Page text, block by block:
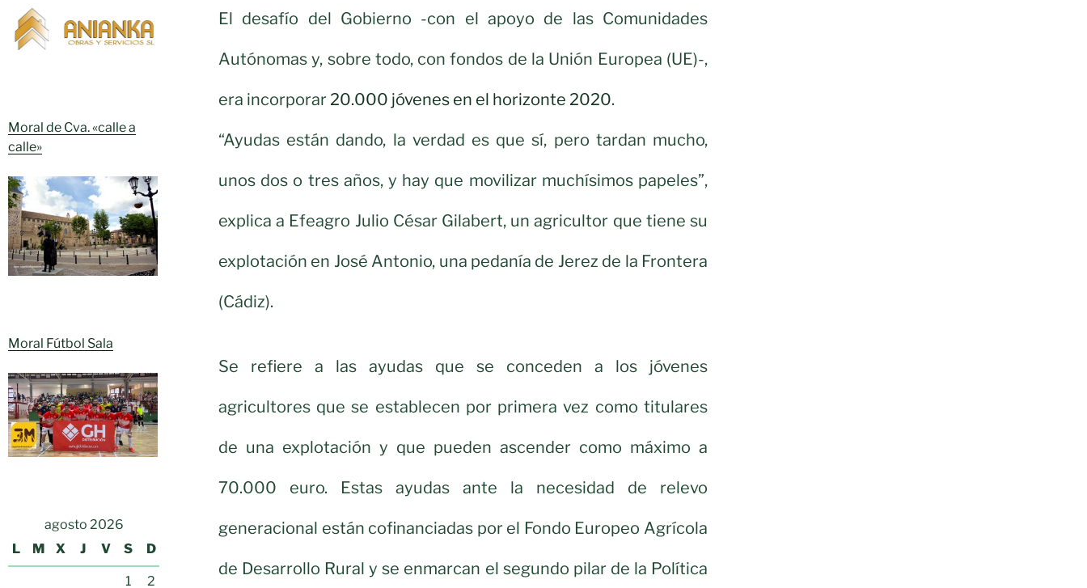
Moral de Cva. «calle a
calle»
Moral Fútbol Sala
agosto 2026
L
M X J V S D
1
2
El desafío del Gobierno -con el apoyo de las Comunidades
Autónomas y, sobre todo, con fondos de la Unión Europea (UE)-,
era incorporar 20.000 jóvenes en el horizonte 2020.
“Ayudas están dando, la verdad es que sí, pero tardan mucho,
unos dos o tres años, y hay que movilizar muchísimos papeles”,
explica a Efeagro Julio César Gilabert, un agricultor que tiene su
explotación en José Antonio, una pedanía de Jerez de la Frontera
(Cádiz).
Se refiere a las ayudas que se conceden a los jóvenes
agricultores que se establecen por primera vez como titulares
de una explotación y que pueden ascender como máximo a
70.000 euro. Estas ayudas ante la necesidad de relevo
generacional están cofinanciadas por el Fondo Europeo Agrícola
de Desarrollo Rural y se enmarcan el segundo pilar de la Política